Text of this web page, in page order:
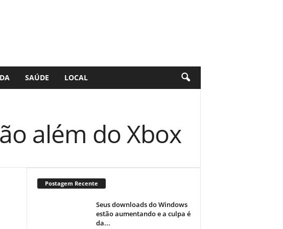
SAÚDE LOCAL
além do Xbox
Postagem Recente
Seus downloads do Windows
estão aumentando e a culpa é
da...